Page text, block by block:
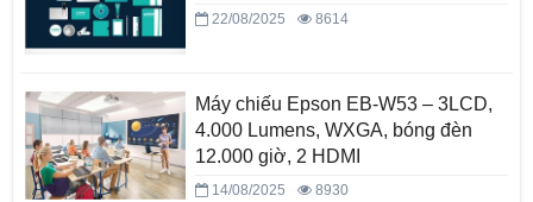
22/08/2025 8614
Máy chiếu Epson EB-W53 – 3LCD,
4.000 Lumens, WXGA, bóng đèn
12.000 giờ, 2 HDMI
14/08/2025 8930